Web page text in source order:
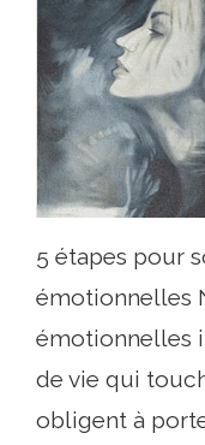
5 étapes pour
émotionnelles
émotionnelles
de vie qui
obligent à